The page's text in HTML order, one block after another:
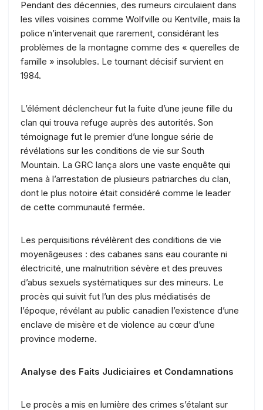
Pendant des décennies, des rumeurs circulaient dans
les villes voisines comme Wolfville ou Kentville, mais la
police n’intervenait que rarement, considérant les
problèmes de la montagne comme des « querelles de
famille » insolubles. Le tournant décisif survient en
1984.
L’élément déclencheur fut la fuite d’une jeune fille du
clan qui trouva refuge auprès des autorités. Son
témoignage fut le premier d’une longue série de
révélations sur les conditions de vie sur South
Mountain. La GRC lança alors une vaste enquête qui
mena à l’arrestation de plusieurs patriarches du clan,
dont le plus notoire était considéré comme le leader
de cette communauté fermée.
Les perquisitions révélèrent des conditions de vie
moyenâgeuses : des cabanes sans eau courante ni
électricité, une malnutrition sévère et des preuves
d’abus sexuels systématiques sur des mineurs. Le
procès qui suivit fut l’un des plus médiatisés de
l’époque, révélant au public canadien l’existence d’une
enclave de misère et de violence au cœur d’une
province moderne.
Analyse des Faits Judiciaires et Condamnations
Le procès a mis en lumière des crimes s’étalant sur